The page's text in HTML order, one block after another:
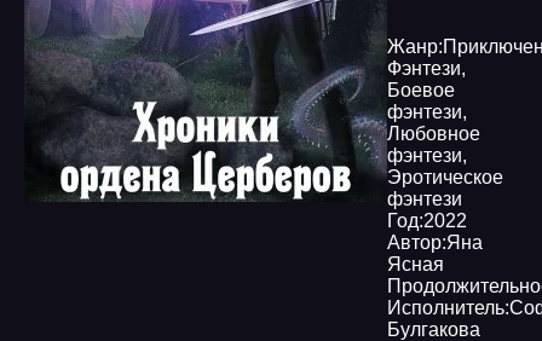
Жанр:
Фэнтези,
Боевое
фэнтези,
Любовное
фэнтези,
Эротическое
фэнтези
Год:2022
Автор:Яна
Ясная
Исполнитель:
Булгакова